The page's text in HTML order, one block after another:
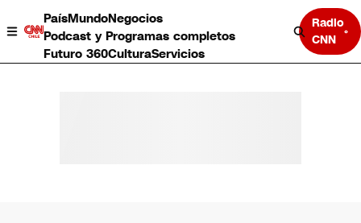
PaísMundoNegocios
Podcast y Programas completos
Futuro 360CulturaServicios
Radio
CNN